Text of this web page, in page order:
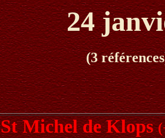
24
(3
St Michel de Klops